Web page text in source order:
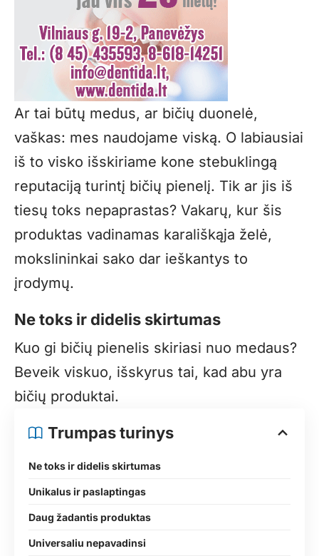
Ar tai būtų medus, ar bičių duonelė,
vaškas: mes naudojame viską. O labiausiai
iš to visko išskiriame kone stebuklingą
reputaciją turintį bičių pienelį. Tik ar jis iš
tiesų toks nepaprastas? Vakarų, kur šis
produktas vadinamas karališkąja želė,
mokslininkai sako dar ieškantys to
įrodymų.
Ne toks ir didelis skirtumas
Kuo gi bičių pienelis skiriasi nuo medaus?
Beveik viskuo, išskyrus tai, kad abu yra
bičių produktai.
Trumpas turinys
Ne toks ir didelis skirtumas
Unikalus ir paslaptingas
Daug žadantis produktas
Universaliu nepavadinsi